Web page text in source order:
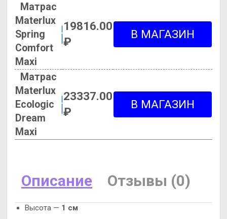
Матрас
Materlux
Spring
Comfort
Maxi
19816.00
₽
Матрас
Materlux
Ecologic
Dream
Maxi
23337.00
₽
Описание Отзывы (0)
Высота — 1 см